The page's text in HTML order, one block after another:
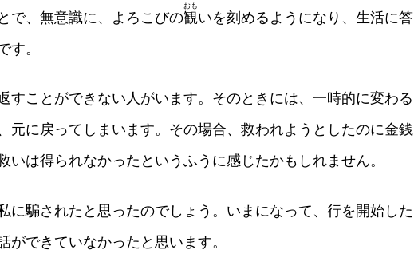
で、無意識に、よろこびの観
おも
いを刻めるようになり、生活に答
す。
すことができない人がいます。そのときには、一時的に変わる
元に戻ってしまいます。その場合、救われようとしたのに金銭
いは得られなかったというふうに感じたかもしれません。
に騙されたと思ったのでしょう。いまになって、行を開始した
ができていなかったと思います。